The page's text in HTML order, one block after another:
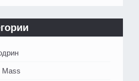
Mass